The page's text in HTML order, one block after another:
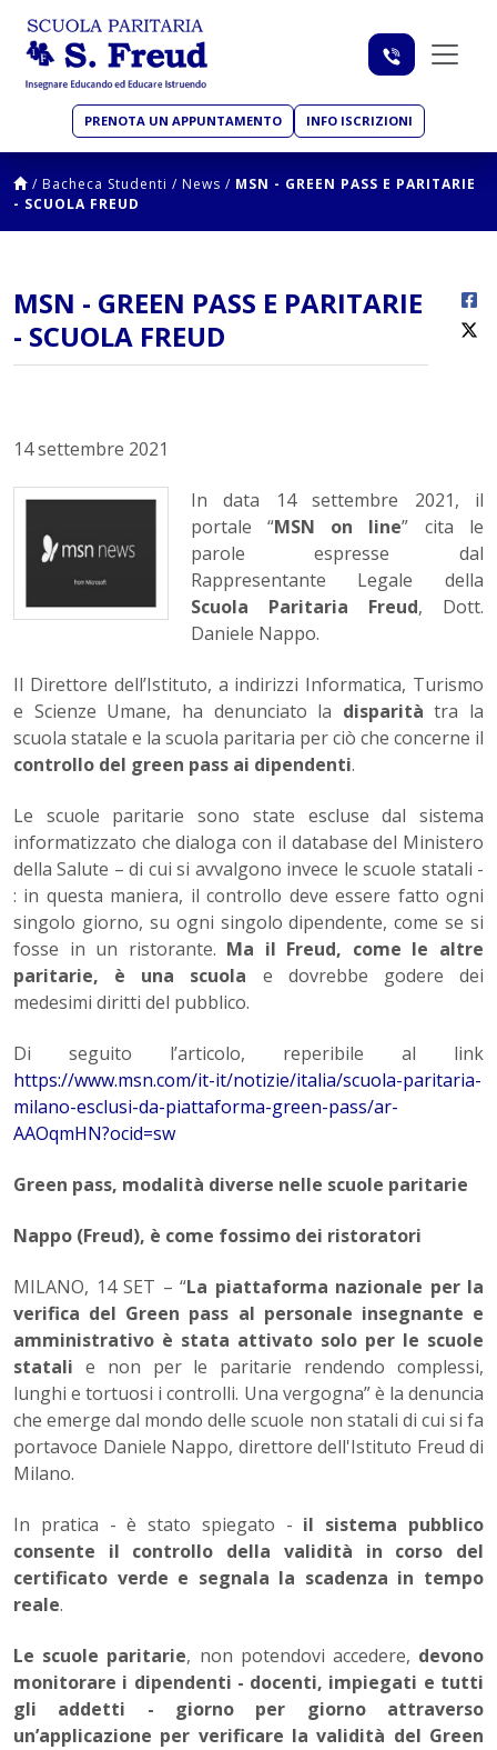
PRENOTA UN APPUNTAMENTO INFO ISCRIZIONI
/ Bacheca Studenti / News / MSN - GREEN PASS E PARITARIE
- SCUOLA FREUD
MSN - GREEN PASS E PARITARIE
- SCUOLA FREUD
14 settembre 2021
In data 14 settembre 2021, il
portale “MSN on line” cita le
parole espresse dal
Rappresentante Legale della
Scuola Paritaria Freud, Dott.
Daniele Nappo.
Il Direttore dell’Istituto, a indirizzi Informatica, Turismo
e Scienze Umane, ha denunciato la disparità tra la
scuola statale e la scuola paritaria per ciò che concerne il
controllo del green pass ai dipendenti.
Le scuole paritarie sono state escluse dal sistema
informatizzato che dialoga con il database del Ministero
della Salute – di cui si avvalgono invece le scuole statali -
: in questa maniera, il controllo deve essere fatto ogni
singolo giorno, su ogni singolo dipendente, come se si
fosse in un ristorante. Ma il Freud, come le altre
paritarie, è una scuola e dovrebbe godere dei
medesimi diritti del pubblico.
Di seguito l’articolo, reperibile al link
https://www.msn.com/it-it/notizie/italia/scuola-paritaria-
milano-esclusi-da-piattaforma-green-pass/ar-
AAOqmHN?ocid=sw
Green pass, modalità diverse nelle scuole paritarie
Nappo (Freud), è come fossimo dei ristoratori
MILANO, 14 SET – “La piattaforma nazionale per la
verifica del Green pass al personale insegnante e
amministrativo è stata attivato solo per le scuole
statali e non per le paritarie rendendo complessi,
lunghi e tortuosi i controlli. Una vergogna” è la denuncia
che emerge dal mondo delle scuole non statali di cui si fa
portavoce Daniele Nappo, direttore dell'Istituto Freud di
Milano.
In pratica - è stato spiegato - il sistema pubblico
consente il controllo della validità in corso del
certificato verde e segnala la scadenza in tempo
reale.
Le scuole paritarie, non potendovi accedere, devono
monitorare i dipendenti - docenti, impiegati e tutti
gli addetti - giorno per giorno attraverso
un’applicazione per verificare la validità del Green